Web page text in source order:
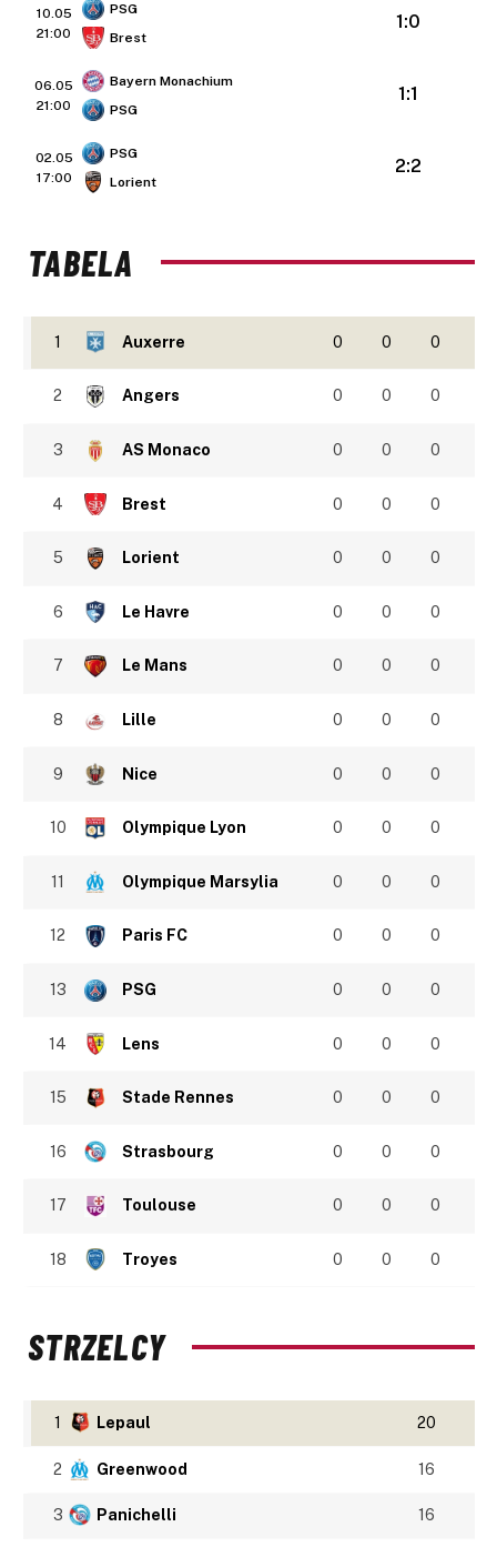
10.05
21:00
PSG
Brest
1:0
06.05
21:00
Bayern Monachium
PSG
1:1
02.05
17:00
PSG
Lorient
2:2
TABELA
1 Auxerre 0 0 0
2 Angers 0 0 0
3 AS Monaco 0 0 0
4 Brest 0 0 0
5 Lorient 0 0 0
6 Le Havre 0 0 0
7 Le Mans 0 0 0
8 Lille 0 0 0
9 Nice 0 0 0
10 Olympique Lyon 0 0 0
11 Olympique Marsylia 0 0 0
12 Paris FC 0 0 0
13 PSG 0 0 0
14 Lens 0 0 0
15 Stade Rennes 0 0 0
16 Strasbourg 0 0 0
17 Toulouse 0 0 0
18 Troyes 0 0 0
STRZELCY
1 Lepaul 20
2 Greenwood 16
3 Panichelli 16